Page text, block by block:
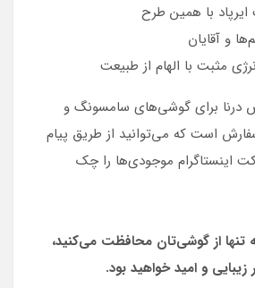
با همین طرح
و آقایان
مثبت با الهام از طبیعت
درنا برای گوشی‌های سامسونگ و
است که می‌توانید از طریق پیام
اینستاگرام موجودی‌ها را چک
تنها از گوشی‌تان محافظت می‌کنید،
زیبایی و امید خواهید بود.